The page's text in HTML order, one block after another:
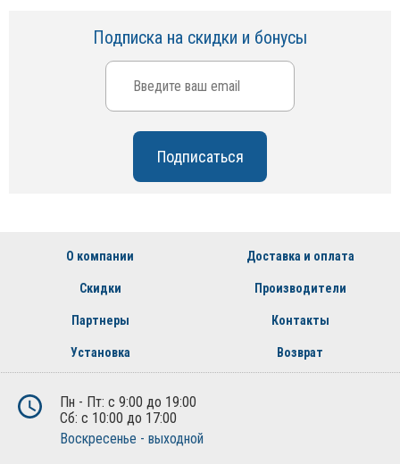
Подписка на скидки и бонусы
О компании Доставка и оплата
Скидки Производители
Партнеры Контакты
Установка Возврат
Пн - Пт: с 9:00 до 19:00
Сб: с 10:00 до 17:00
Воскресенье - выходной